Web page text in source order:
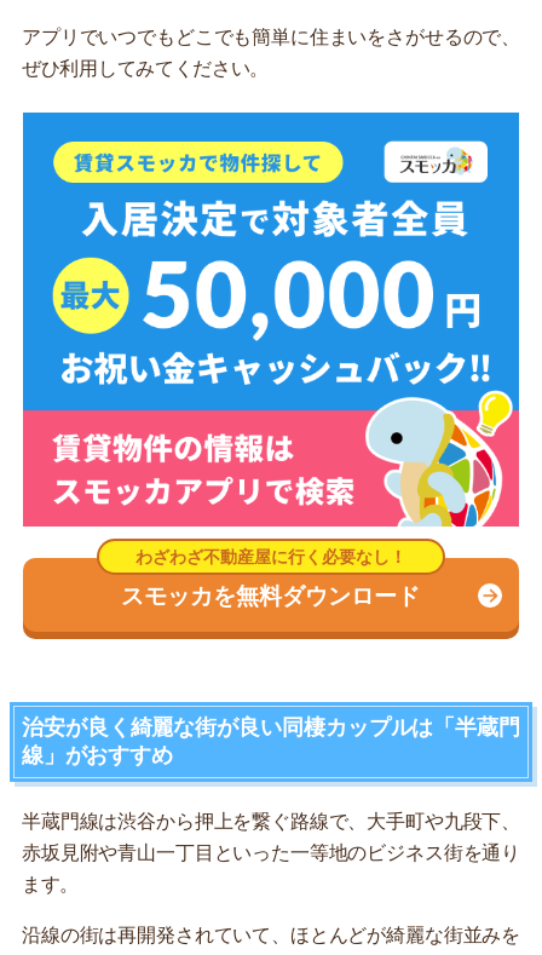
アプリでいつでもどこでも簡単に住まいをさがせるので、
ぜひ利用してみてください。
スモッカを無料ダウンロード
治安が良く綺麗な街が良い同棲カップルは「半蔵門
線」がおすすめ
半蔵門線は渋谷から押上を繋ぐ路線で、大手町や九段下、
赤坂見附や青山一丁目といった一等地のビジネス街を通り
ます。
沿線の街は再開発されていて、ほとんどが綺麗な街並みを